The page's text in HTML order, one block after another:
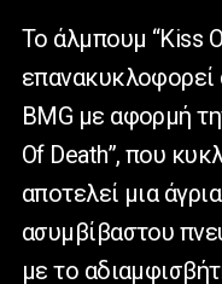
Το άλμπουμ “Kiss
επανακυκλοφορεί
BMG με αφορμή
Of Death”, που
αποτελεί μια
ασυμβίβαστου
με το